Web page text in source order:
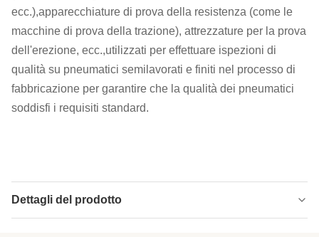
ecc.),apparecchiature di prova della resistenza (come le
macchine di prova della trazione), attrezzature per la prova
dell'erezione, ecc.,utilizzati per effettuare ispezioni di
qualità su pneumatici semilavorati e finiti nel processo di
fabbricazione per garantire che la qualità dei pneumatici
soddisfi i requisiti standard.
Dettagli del prodotto